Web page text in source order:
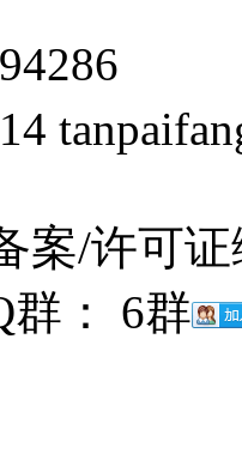
案/许可
群： 6群